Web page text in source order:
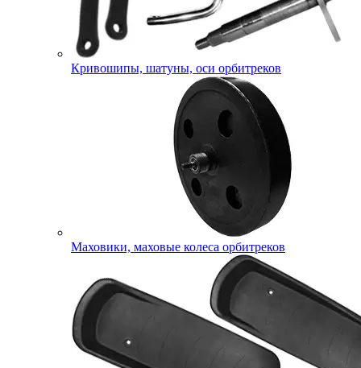
Кривошипы, шатуны, оси орбитреков
Маховики, маховые колеса орбитреков